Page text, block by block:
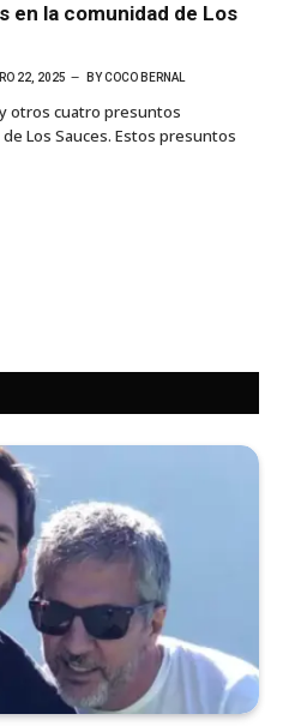
en la comunidad de Los
22, 2025 BYCOCO BERNAL
otros cuatro presuntos
Los Sauces. Estos presuntos